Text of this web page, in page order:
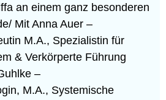
an einem ganz besonderen
Mit Anna Auer –
M.A., Spezialistin für
& Verkörperte Führung
–
M.A., Systemische